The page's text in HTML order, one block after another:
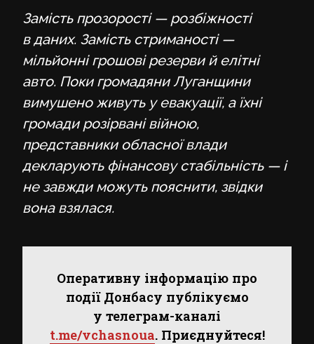
Замість прозорості — розбіжності
в даних. Замість стриманості —
мільйонні грошові резерви й елітні
авто. Поки громадяни Луганщини
вимушено живуть у евакуації, а їхні
громади розірвані війною,
представники обласної влади
декларують фінансову стабільність — і
не завжди можуть пояснити, звідки
вона взялася.
Оперативну інформацію про
події Донбасу публікуємо
у телеграм-каналі
t.me/vchasnoua. Приєднуйтеся!